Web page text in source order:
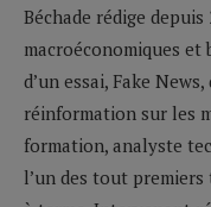
Béchade rédige
macroéconomiques
d’un essai, Fake
réinformation sur les
formation, analyste
l’un des tout